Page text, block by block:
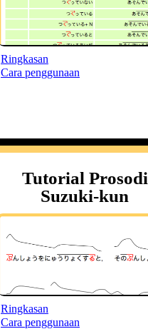
Ringkasan
Cara penggunaan
Tutorial Prosodi
Suzuki-kun
Ringkasan
Cara penggunaan